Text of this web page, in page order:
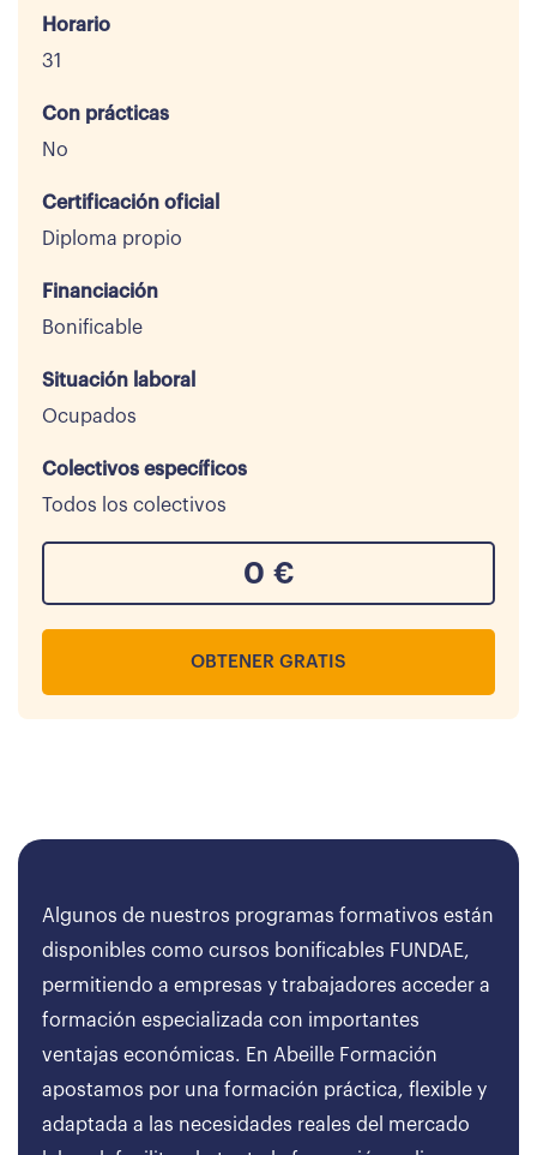
Horario
31
Con prácticas
No
Certificación oficial
Diploma propio
Financiación
Bonificable
Situación laboral
Ocupados
Colectivos específicos
Todos los colectivos
0 €
OBTENER GRATIS
Algunos de nuestros programas formativos están
disponibles como cursos bonificables FUNDAE,
permitiendo a empresas y trabajadores acceder a
formación especializada con importantes
ventajas económicas. En Abeille Formación
apostamos por una formación práctica, flexible y
adaptada a las necesidades reales del mercado